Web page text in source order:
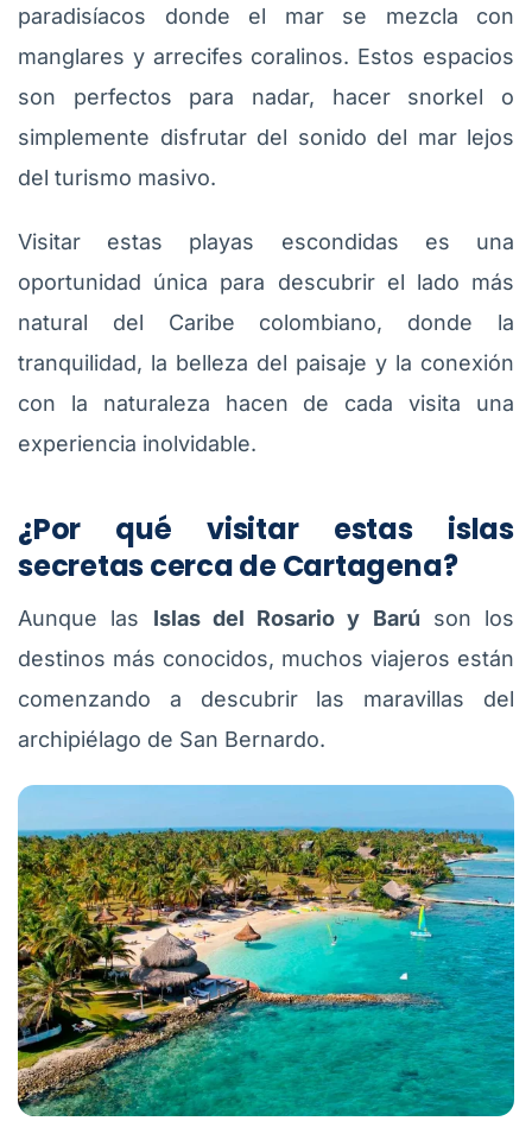
paradisíacos donde el mar se mezcla con
manglares y arrecifes coralinos. Estos espacios
son perfectos para nadar, hacer snorkel o
simplemente disfrutar del sonido del mar lejos
del turismo masivo.
Visitar estas playas escondidas es una
oportunidad única para descubrir el lado más
natural del Caribe colombiano, donde la
tranquilidad, la belleza del paisaje y la conexión
con la naturaleza hacen de cada visita una
experiencia inolvidable.
¿Por qué visitar estas islas
secretas cerca de Cartagena?
Aunque las Islas del Rosario y Barú son los
destinos más conocidos, muchos viajeros están
comenzando a descubrir las maravillas del
archipiélago de San Bernardo.